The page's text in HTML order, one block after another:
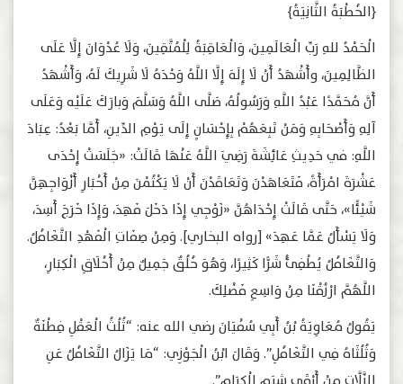
﴿الخُطْبَةُ الثَّانِيَةُ﴾
الْحَمْدُ للهِ رَبِّ الْعَالَمِينَ، وَالْعَاقِبَةُ لِلْمُتَّقِينَ، وَلَا عُدْوَانَ إِلَّا عَلَى
الظَّالِمِينَ، وأَشْهَدُ أَنْ لَا إِلَهَ إِلَّا اللَّهُ وَحْدَهُ لَا شَرِيكَ لَهُ، وَأَشْهَدُ
أَنَّ مُحَمَّدًا عَبْدُ اللَّهِ وَرَسُولُهُ، صَلَّى اللَّهُ وَسَلَّمَ وَبارَكَ عَلَيْه وَعَلَى
آلِهِ وَأَصْحَابِهِ وَمَنْ تَبِعَهُمْ بِإِحْسَانٍ إِلَى يَوْمِ الدِّينِ، أَمَّا بَعْدُ: عِبَادَ
اللَّهِ: في حَدِيثِ عَائِشَةَ رَضِيَ اللَّهُ عَنْهَا قَالَتْ: «جَلَسَتْ إِحْدَى
عَشْرَةَ امْرَأَةً، فَتَعَاهَدْنَ وَتَعَاقَدْنَ أَنْ لَا يَكْتُمْنَ مِنْ أَخْبَارِ أَزْوَاجِهِنَّ
شَيْئًا»، حَتَّى قَالَتْ إِحْدَاهُنَّ «زَوْجِي إِذَا دَخَلَ فَهِدَ، وَإِذَا خَرَجَ أَسِدَ،
وَلَا يَسْأَلُ عَمَّا عَهِدَ» [رواه البخاري]. وَمِنْ صِفَاتِ الْفَهْدِ التَّغَافُلُ.
وَالتَّغَافُلُ يُطْفِئُ شَرًّا كَثِيرًا، وَهُوَ خُلُقٌ جَمِيلٌ مِنْ أَخْلَاقِ الْكِبَارِ،
اللَّهُمَّ ارْزُقْنَا مِنْ وَاسِعِ فَضْلِكَ.
يَقُولُ مُعَاوِيَةُ بْنُ أَبِي سُفْيَانَ رضي الله عنه: “ثُلُثُ الْعَقْلِ فِطْنَةٌ
وَثُلُثَاهُ فِي التَّغَافُلِ”. وَقَالَ ابْنُ الْجَوْزِي: “مَا يَزَالُ التَّغَافُلُ عَنِ